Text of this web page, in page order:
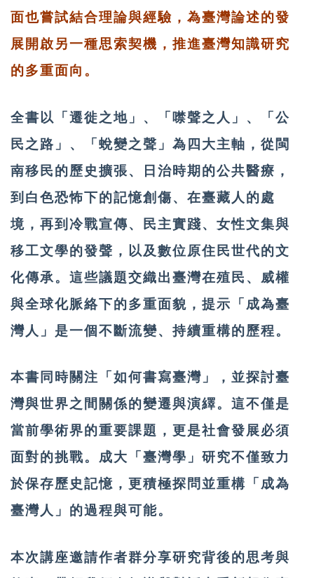
面也嘗試結合理論與經驗，為臺灣論述的發
展開啟另一種思索契機，推進臺灣知識研究
的多重面向。
全書以「遷徙之地」、「噤聲之人」、「公
民之路」、「蛻變之聲」為四大主軸，從閩
南移民的歷史擴張、日治時期的公共醫療，
到白色恐怖下的記憶創傷、在臺藏人的處
境，再到冷戰宣傳、民主實踐、女性文集與
移工文學的發聲，以及數位原住民世代的文
化傳承。這些議題交織出臺灣在殖民、威權
與全球化脈絡下的多重面貌，提示「成為臺
灣人」是一個不斷流變、持續重構的歷程。
本書同時關注「如何書寫臺灣」，並探討臺
灣與世界之間關係的變遷與演繹。這不僅是
當前學術界的重要課題，更是社會發展必須
面對的挑戰。成大「臺灣學」研究不僅致力
於保存歷史記憶，更積極探問並重構「成為
臺灣人」的過程與可能。
本次講座邀請作者群分享研究背後的思考與